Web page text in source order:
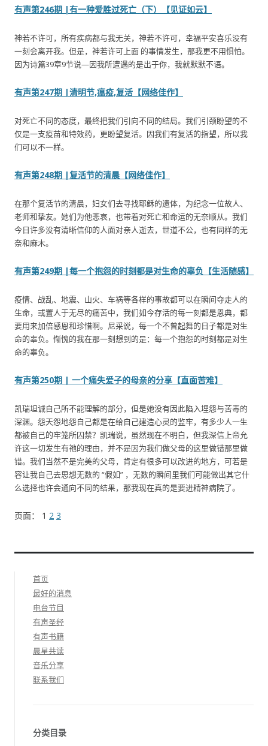
有声第246期 |有一种爱胜过死亡（下）【见证如云】
神若不许可，所有疾病都与我无关，神若不许可，幸福平安喜乐没有
一刻会离开我。但是，神若许可上面 的事情发生，那我更不用惧怕。
因为诗篇39章9节说—因我所遭遇的是出于你，我就默默不语。
有声第247期 |清明节,瘟疫,复活【网络佳作】
对死亡不同的态度，最终把我们引向不同的结局。我们引颈盼望的不
仅是一支疫苗和特效药，更盼望复活。因我们有复活的指望，所以我
们可以不一样。
有声第248期 |复活节的清晨【网络佳作】
在那个复活节的清晨，妇女们去寻找耶稣的遗体，为纪念一位故人、
老师和挚友。她们为他悲哀，也带着对死亡和命运的无奈顺从。我们
今日许多没有清晰信仰的人面对亲人逝去，世道不公，也有同样的无
奈和麻木。
有声第249期 |每一个抱怨的时刻都是对生命的辜负【生活随感】
疫情、战乱、地震、山火、车祸等各样的事故都可以在瞬间夺走人的
生命，或置人于无尽的痛苦中，我们如今存活的每一刻都是恩典，都
要用来加倍感恩和珍惜啊。尼采说，每一个不曾起舞的日子都是对生
命的辜负。惭愧的我在那一刻想到的是：每一个抱怨的时刻都是对生
命的辜负。
有声第250期 | 一个痛失爱子的母亲的分享【直面苦难】
凯瑞坦诚自己所不能理解的部分，但是她没有因此陷入埋怨与苦毒的
深渊。怨天怨地怨自己都是在给自己建造心灵的监牢，有多少人一生
都被自己的牢笼所囚禁？凯瑞说，虽然现在不明白，但我深信上帝允
许这一切发生有祂的理由，并不是因为我们做父母的这里做错那里做
错。我们当然不是完美的父母，肯定有很多可以改进的地方，可若是
容让我自己去思想无数的 “假如” ，无数的瞬间里我们可能做出其它什
么选择也许会通向不同的结果，那我现在真的是要进精神病院了。
页面： 1 2 3
首页
最好的消息
电台节目
有声圣经
有声书籍
晨星共读
音乐分享
联系我们
分类目录